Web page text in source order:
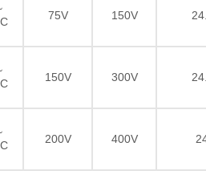
75V 150V
150V 300V
200V 400V